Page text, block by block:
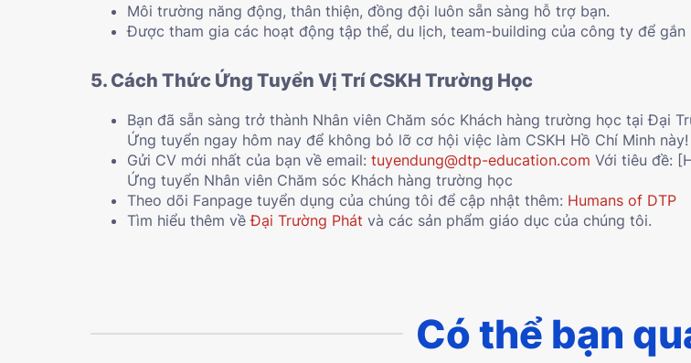
Môi trường năng động, thân thiện, đồng đội luôn sẵn sàng hỗ trợ bạn.
Được tham gia các hoạt động tập thể, du lịch, team-building của công ty để gắn
5. Cách Thức Ứng Tuyển Vị Trí CSKH Trường Học
Bạn đã sẵn sàng trở thành Nhân viên Chăm sóc Khách hàng trường học tại Đại
Ứng tuyển ngay hôm nay để không bỏ lỡ cơ hội việc làm CSKH Hồ Chí Minh này!
Gửi CV mới nhất của bạn về email: tuyendung@dtp-education.com Với tiêu đề:
Ứng tuyển Nhân viên Chăm sóc Khách hàng trường học
Theo dõi Fanpage tuyển dụng của chúng tôi để cập nhật thêm: Humans of DTP
Tìm hiểu thêm vềĐại Trường Phát và các sản phẩm giáo dục của chúng tôi.
Có thể bạn